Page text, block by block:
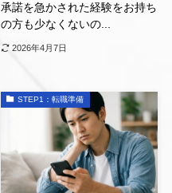
承諾を急かされた経験をお持ち
の方も少なくないの...
2026年4月7日
STEP1：転職準備